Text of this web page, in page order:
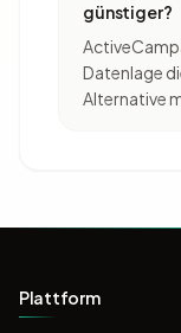
günstiger?
Datenlage
Alternative
Plattform